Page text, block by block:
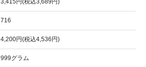
3,415円(税込3,689円)
716
4,200円(税込4,536円)
999グラム